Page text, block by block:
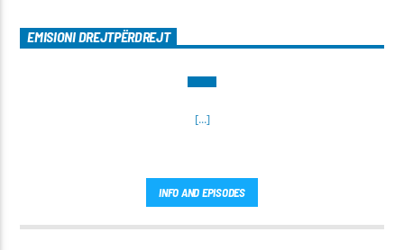
EMISIONI DREJTPËRDREJT
[...]
INFO AND EPISODES